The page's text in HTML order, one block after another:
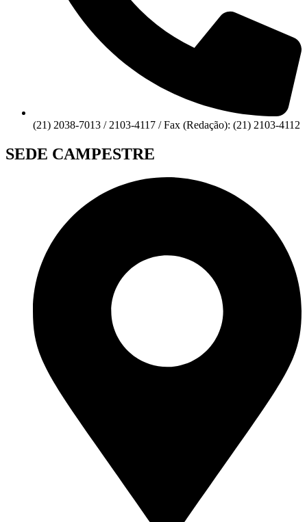
(21) 2038-7013 / 2103-4117 / Fax (Redação): (21) 2103-4112
SEDE CAMPESTRE